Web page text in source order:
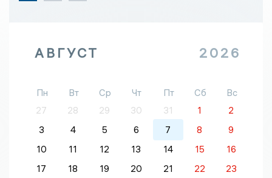
АВГУСТ 2026
Пн Вт Ср Чт Пт Сб
Вс
27
28 29 30 31 1
2
3
4 5 6 7 8
9
10
11 12 13 14 15
16
17
18 19 20 21 22 23